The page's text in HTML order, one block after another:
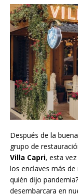
Después de la
grupo de
Villa Capri, esta
los enclaves más
quién dijo
desembarcara en